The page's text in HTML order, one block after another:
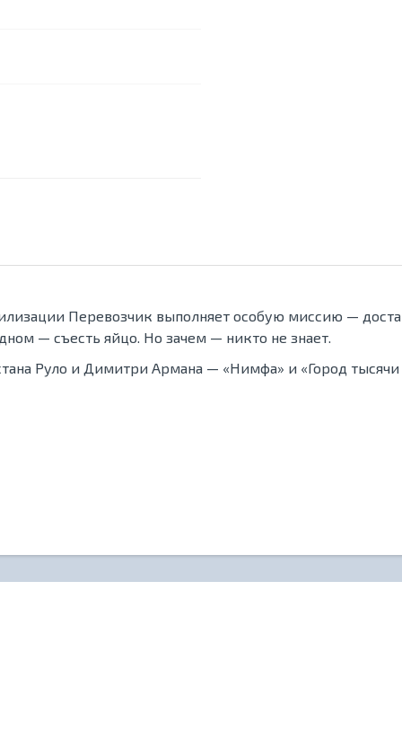
Перевозчик выполняет особую миссию —
— съесть яйцо. Но зачем — никто не знает.
Руло и Димитри Армана — «Нимфа» и «Город